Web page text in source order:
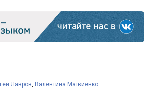
Лавров, Валентина Матвиенко